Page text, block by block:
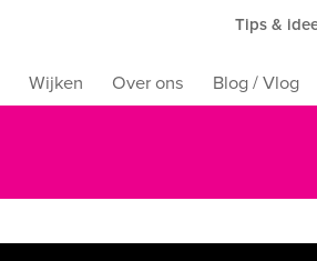
Tips &
Wijken Over ons Blog / Vlog